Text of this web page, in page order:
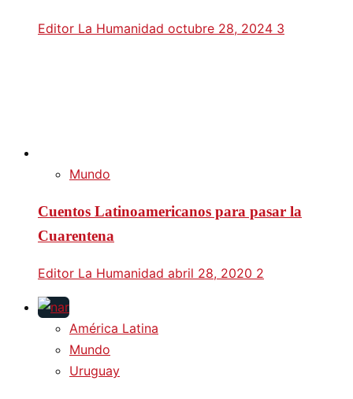
Editor La Humanidad octubre 28, 2024 3
Mundo
Cuentos Latinoamericanos para pasar la
Cuarentena
Editor La Humanidad abril 28, 2020 2
América Latina
Mundo
Uruguay